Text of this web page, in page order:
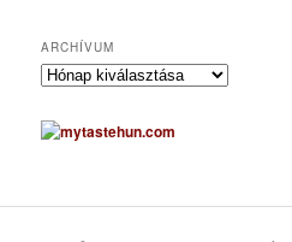
ARCHÍVUM
A
c
h
u